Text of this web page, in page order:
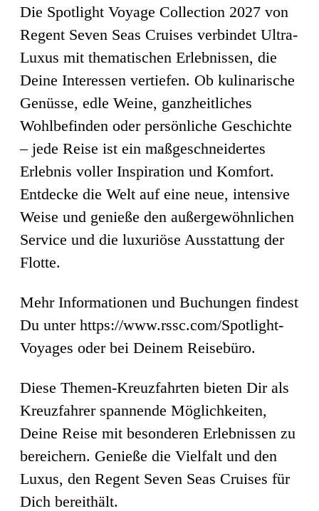
Die Spotlight Voyage Collection 2027 von
Regent Seven Seas Cruises verbindet Ultra-
Luxus mit thematischen Erlebnissen, die
Deine Interessen vertiefen. Ob kulinarische
Genüsse, edle Weine, ganzheitliches
Wohlbefinden oder persönliche Geschichte
– jede Reise ist ein maßgeschneidertes
Erlebnis voller Inspiration und Komfort.
Entdecke die Welt auf eine neue, intensive
Weise und genieße den außergewöhnlichen
Service und die luxuriöse Ausstattung der
Flotte.
Mehr Informationen und Buchungen findest
Du unter https://www.rssc.com/Spotlight-
Voyages oder bei Deinem Reisebüro.
Diese Themen-Kreuzfahrten bieten Dir als
Kreuzfahrer spannende Möglichkeiten,
Deine Reise mit besonderen Erlebnissen zu
bereichern. Genieße die Vielfalt und den
Luxus, den Regent Seven Seas Cruises für
Dich bereithält.